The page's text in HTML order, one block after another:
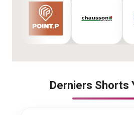
Derniers Shorts